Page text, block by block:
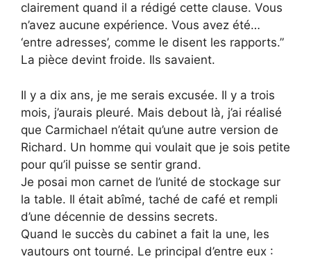
clairement quand il a rédigé cette clause. Vous
n’avez aucune expérience. Vous avez été…
‘entre adresses’, comme le disent les rapports.”
La pièce devint froide. Ils savaient.
Il y a dix ans, je me serais excusée. Il y a trois
mois, j’aurais pleuré. Mais debout là, j’ai réalisé
que Carmichael n’était qu’une autre version de
Richard. Un homme qui voulait que je sois petite
pour qu’il puisse se sentir grand.
Je posai mon carnet de l’unité de stockage sur
la table. Il était abîmé, taché de café et rempli
d’une décennie de dessins secrets.
Quand le succès du cabinet a fait la une, les
vautours ont tourné. Le principal d’entre eux :